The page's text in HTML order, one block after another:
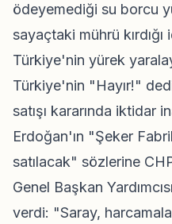
ödeyemediği su borcu
sayaçtaki mührü kırdığı
Türkiye'nin yürek
Türkiye'nin "Hayır!"
satışı kararında iktidar
Erdoğan'ın "Şeker
satılacak" sözlerine
Genel Başkan
verdi: "Saray,